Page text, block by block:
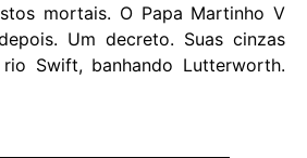
mortais. O Papa Martinho V
Um decreto. Suas cinzas
Swift, banhando Lutterworth.